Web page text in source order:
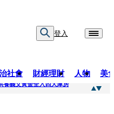
登入
社會 財經理財 人物 美
養義父黃金全入四大庫房